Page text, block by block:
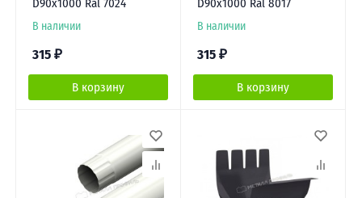
D90х1000 Ral 7024
В наличии
315 ₽
В корзину
D90х1000 Ral 8017
В наличии
315 ₽
В корзину